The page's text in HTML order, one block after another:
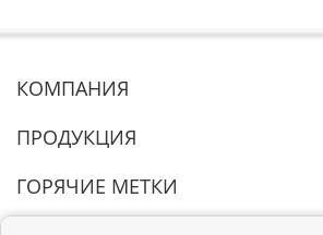
может очищать гидравлическое
свободных и растворенных газов,
КОМПАНИЯ
ПРОДУКЦИЯ
ГОРЯЧИЕ МЕТКИ